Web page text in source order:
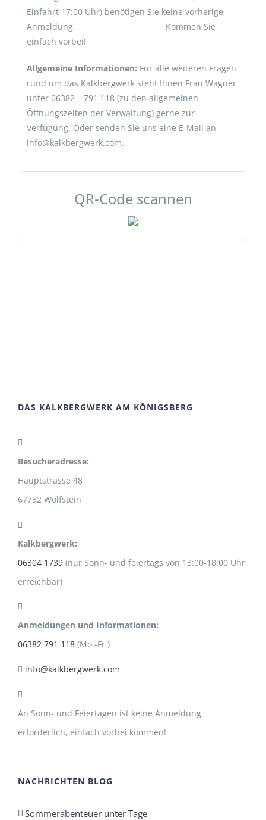
Einfahrt 17:00 Uhr) benötigen Sie keine vorherige
Anmeldung. Kommen Sie
einfach vorbei!
Allgemeine Informationen: Für alle weiteren Fragen
rund um das Kalkbergwerk steht Ihnen Frau Wagner
unter 06382 – 791 118 (zu den allgemeinen
Öffnungszeiten der Verwaltung) gerne zur
Verfügung. Oder senden Sie uns eine E-Mail an
info@kalkbergwerk.com.
QR-Code scannen
DAS KALKBERGWERK AM KÖNIGSBERG
Besucheradresse:
Hauptstrasse 48
67752 Wolfstein
Kalkbergwerk:
06304 1739 (nur Sonn- und feiertags von 13:00-18:00 Uhr
erreichbar)
Anmeldungen und Informationen:
06382 791 118 (Mo.-Fr.)
info@kalkbergwerk.com
An Sonn- und Feiertagen ist keine Anmeldung
erforderlich, einfach vorbei kommen!
NACHRICHTEN BLOG
Sommerabenteuer unter Tage